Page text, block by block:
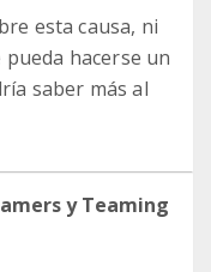
esta causa, ni
hacerse un
saber más al
y Teaming